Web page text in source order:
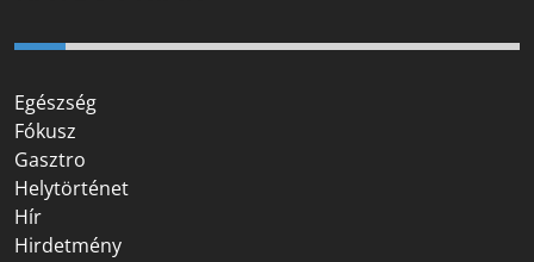
Egészség
Fókusz
Gasztro
Helytörténet
Hír
Hirdetmény